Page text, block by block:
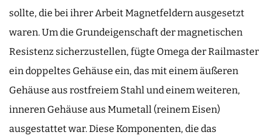
sollte, die bei ihrer Arbeit Magnetfeldern ausgesetzt
waren. Um die Grundeigenschaft der magnetischen
Resistenz sicherzustellen, fügte Omega der Railmaster
ein doppeltes Gehäuse ein, das mit einem äußeren
Gehäuse aus rostfreiem Stahl und einem weiteren,
inneren Gehäuse aus Mumetall (reinem Eisen)
ausgestattet war. Diese Komponenten, die das